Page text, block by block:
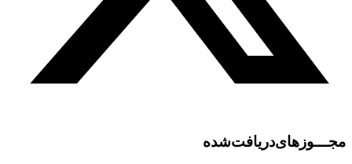
مجـــوز‌های‌دریافت‌شده